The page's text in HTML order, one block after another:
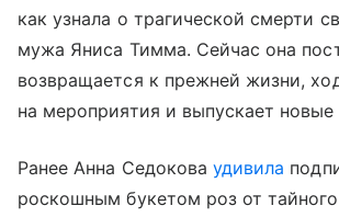
как узнала о трагической смерти
мужа Яниса Тимма. Сейчас она
возвращается к прежней жизни,
на мероприятия и выпускает новые
Ранее Анна Седокова удивила
роскошным букетом роз от